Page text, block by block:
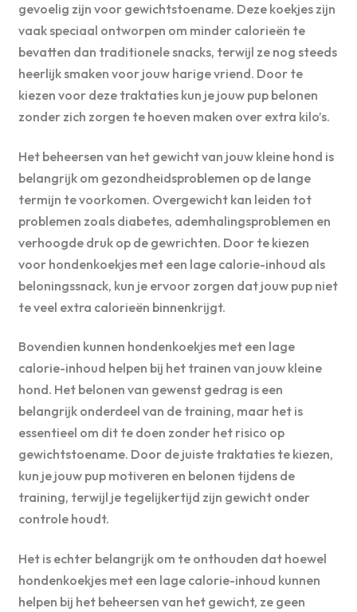
gevoelig zijn voor gewichtstoename. Deze koekjes zijn
vaak speciaal ontworpen om minder calorieën te
bevatten dan traditionele snacks, terwijl ze nog steeds
heerlijk smaken voor jouw harige vriend. Door te
kiezen voor deze traktaties kun je jouw pup belonen
zonder zich zorgen te hoeven maken over extra kilo’s.
Het beheersen van het gewicht van jouw kleine hond is
belangrijk om gezondheidsproblemen op de lange
termijn te voorkomen. Overgewicht kan leiden tot
problemen zoals diabetes, ademhalingsproblemen en
verhoogde druk op de gewrichten. Door te kiezen
voor hondenkoekjes met een lage calorie-inhoud als
beloningssnack, kun je ervoor zorgen dat jouw pup niet
te veel extra calorieën binnenkrijgt.
Bovendien kunnen hondenkoekjes met een lage
calorie-inhoud helpen bij het trainen van jouw kleine
hond. Het belonen van gewenst gedrag is een
belangrijk onderdeel van de training, maar het is
essentieel om dit te doen zonder het risico op
gewichtstoename. Door de juiste traktaties te kiezen,
kun je jouw pup motiveren en belonen tijdens de
training, terwijl je tegelijkertijd zijn gewicht onder
controle houdt.
Het is echter belangrijk om te onthouden dat hoewel
hondenkoekjes met een lage calorie-inhoud kunnen
helpen bij het beheersen van het gewicht, ze geen